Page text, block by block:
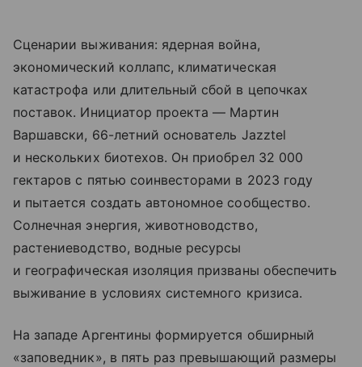
Сценарии выживания: ядерная война,
экономический коллапс, климатическая
катастрофа или длительный сбой в цепочках
поставок. Инициатор проекта — Мартин
Варшавски, 66-летний основатель Jazztel
и нескольких биотехов. Он приобрел 32 000
гектаров с пятью соинвесторами в 2023 году
и пытается создать автономное сообщество.
Солнечная энергия, животноводство,
растениеводство, водные ресурсы
и географическая изоляция призваны обеспечить
выживание в условиях системного кризиса.
На западе Аргентины формируется обширный
«заповедник», в пять раз превышающий размеры